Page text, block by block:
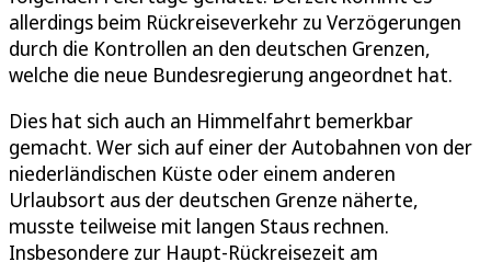
allerdings beim Rückreiseverkehr zu Verzögerungen
durch die Kontrollen an den deutschen Grenzen,
welche die neue Bundesregierung angeordnet hat.
Dies hat sich auch an Himmelfahrt bemerkbar
gemacht. Wer sich auf einer der Autobahnen von der
niederländischen Küste oder einem anderen
Urlaubsort aus der deutschen Grenze näherte,
musste teilweise mit langen Staus rechnen.
Insbesondere zur Haupt-Rückreisezeit am